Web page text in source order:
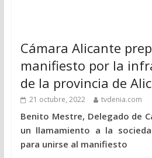
Cámara Alicante
manifiesto por la
de la provincia de
21 octubre, 2022 tvdenia.com
Benito Mestre, Delegado de
un llamamiento a la
para unirse al manifiesto